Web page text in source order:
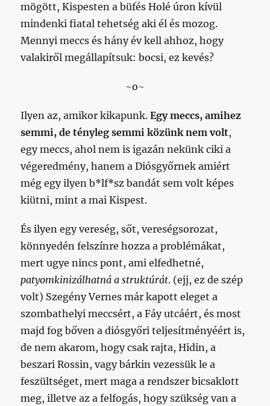
mögött, Kispesten a büfés Holé úron kívül
mindenki fiatal tehetség aki él és mozog.
Mennyi meccs és hány év kell ahhoz, hogy
valakiről megállapítsuk: bocsi, ez kevés?
~o~
Ilyen az, amikor kikapunk.Egy meccs, amihez
semmi, de tényleg semmi közünk nem volt,
egy meccs, ahol nem is igazán nekünk ciki a
végeredmény, hanem a Diósgyőrnek amiért
még egy ilyen b*lf*sz bandát sem volt képes
kiütni, mint a mai Kispest.
És ilyen egy vereség, sőt, vereségsorozat,
könnyedén felszínre hozza a problémákat,
mert ugye nincs pont, ami elfedhetné,
patyomkinizálhatná a struktúrát. (ejj, ez de szép
volt) Szegény Vernes már kapott eleget a
szombathelyi meccsért, a Fáy utcáért, és most
majd fog bőven a diósgyőri teljesítményéért is,
de nem akarom, hogy csak rajta, Hidin, a
beszari Rossin, vagy bárkin vezessük le a
feszültséget, mert maga a rendszer bicsaklott
meg, illetve az a felfogás, hogy szükség van a